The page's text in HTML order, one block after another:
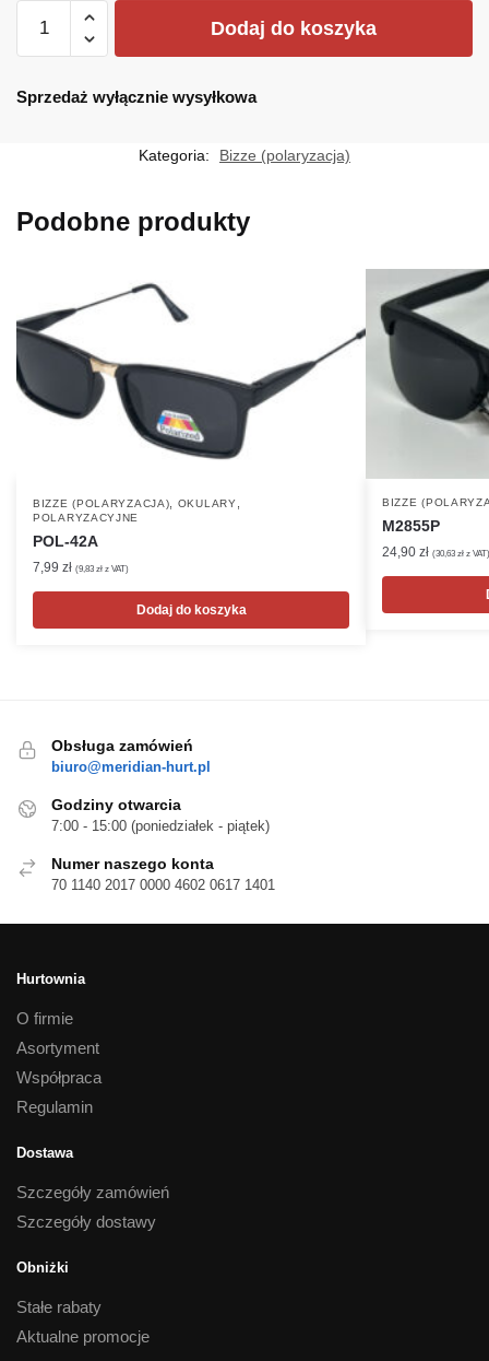
M4530P
Dodaj do koszyka
Sprzedaż wyłącznie wysyłkowa
Kategoria: Bizze (polaryzacja)
Podobne produkty
BIZZE (POLARYZACJA) OKULARY
POLARYZACYJNE
POL-42A
7,99 zł (9,83 zł z VAT)
Dodaj do koszyka
BIZZE
M2855P
24,90 zł (30,63 zł z VAT)
Obsługa zamówień
biuro@meridian-hurt.pl
Godziny otwarcia
7:00 - 15:00 (poniedziałek - piątek)
Numer naszego konta
70 1140 2017 0000 4602 0617 1401
Hurtownia
O firmie
Asortyment
Współpraca
Regulamin
Dostawa
Szczegóły zamówień
Szczegóły dostawy
Obniżki
Stałe rabaty
Aktualne promocje